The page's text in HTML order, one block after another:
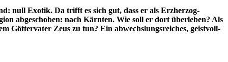
null Exotik. Da trifft es sich gut, dass er als Erzherzog-
abgeschoben: nach Kärnten. Wie soll er dort überleben? Als
Göttervater Zeus zu tun? Ein abwechslungsreiches, geistvoll-